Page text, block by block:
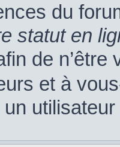
du
statut en
de n’être
et à